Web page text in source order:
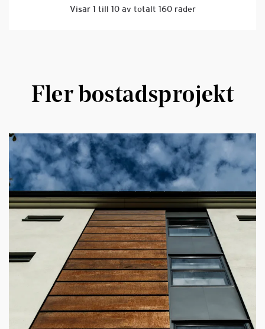
Fler bostadsprojekt